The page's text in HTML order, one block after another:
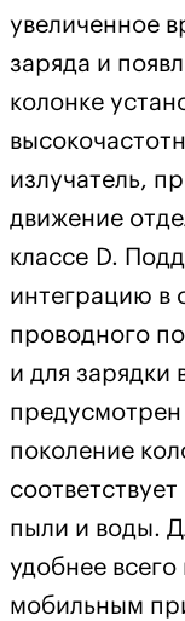
увеличенное
заряда и
колонке
излучатель,
движение
классе D.
интеграцию в
проводного
и для зарядки
предусмотрен
поколение
пыли и воды.
удобнее
мобильным